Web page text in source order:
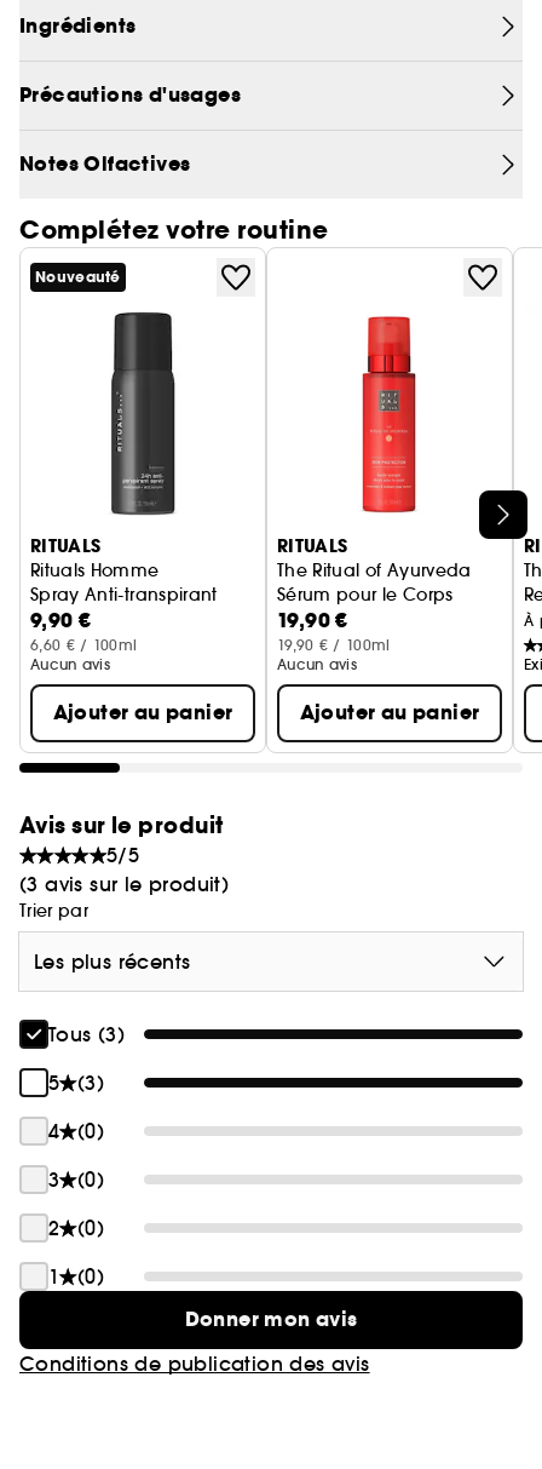
• Jusqu'à cinq semaines
• Idéal pour les petits espaces
• Flacon rechargeable
Ingrédients
Précautions d'usages
Notes Olfactives
Complétez votre routine
Ignorer le carrousel produits
Nouveauté
RITUALS
Rituals Homme
Spray Anti-transpirant
9,90 €
6,60 € / 100ml
Aucun avis
Ajouter au panier
RITUALS
The Ritual of Ayurveda
Sérum pour le Corps
19,90 €
19,90 € / 100ml
Aucun avis
Ajouter au panier
À
Avis sur le produit
5/5
(3 avis sur le produit)
Trier par
Les plus récents
Tous (3)
5
(3)
4
(0)
3
(0)
2
(0)
1
(0)
Donner mon avis
Conditions de publication des avis